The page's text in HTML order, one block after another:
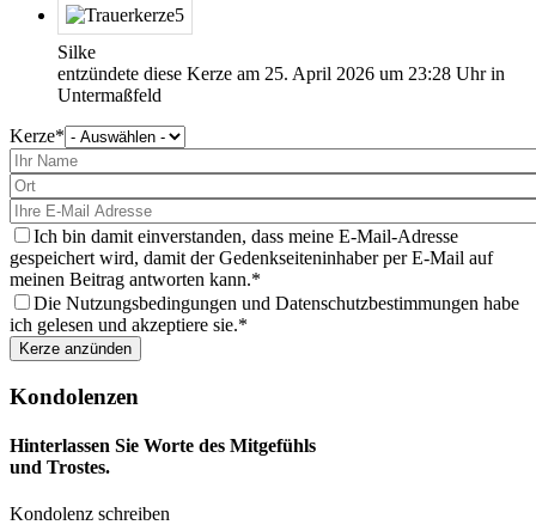
Silke
entzündete diese Kerze am 25. April 2026 um 23:28 Uhr in
Untermaßfeld
Kerze
wählen
Sie
aus
Ich bin damit einverstanden, dass meine E-Mail-Adresse
gespeichert wird, damit der Gedenkseiteninhaber per E-Mail auf
meinen Beitrag antworten kann.
Die Nutzungsbedingungen und Datenschutzbestimmungen habe
ich gelesen und akzeptiere sie.
Kondolenzen
Hinterlassen Sie Worte des Mitgefühls
und Trostes.
Kondolenz schreiben